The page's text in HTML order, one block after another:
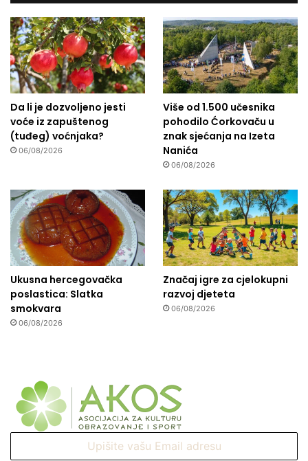
Da li je dozvoljeno jesti
voće iz zapuštenog
(tuđeg) voćnjaka?
06/08/2026
Više od 1.500 učesnika
pohodilo Ćorkovaču u
znak sjećanja na Izeta
Nanića
06/08/2026
Ukusna hercegovačka
poslastica: Slatka
smokvara
06/08/2026
Značaj igre za cjelokupni
razvoj djeteta
06/08/2026